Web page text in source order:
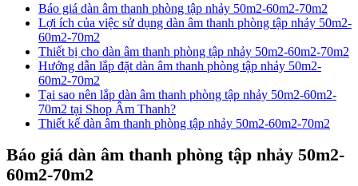
Báo giá dàn âm thanh phòng tập nhảy 50m2-60m2-70m2
Lợi ích của việc sử dụng dàn âm thanh phòng tập nhảy 50m2-
60m2-70m2
Thiết bị cho dàn âm thanh phòng tập nhảy 50m2-60m2-70m2
Hướng dẫn lắp đặt dàn âm thanh phòng tập nhảy 50m2-
60m2-70m2
Tại sao nên lắp dàn âm thanh phòng tập nhảy 50m2-60m2-
70m2 tại Shop Âm Thanh?
Thiết kế dàn âm thanh phòng tập nhảy 50m2-60m2-70m2
Báo giá dàn âm thanh phòng tập nhảy 50m2-
60m2-70m2